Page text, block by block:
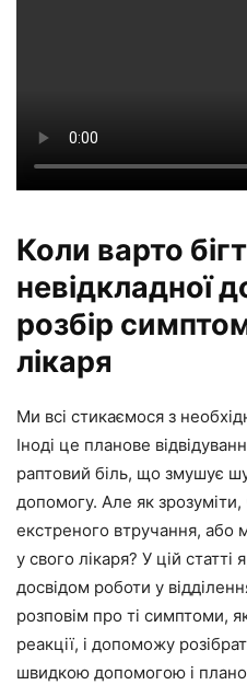
Коли варто
невідкладної
розбір
лікаря
Ми всі стикаємося з
Іноді це планове
раптовий біль, що змушує
допомогу. Але як зрозуміти,
екстреного втручання,
у свого лікаря? У цій статті
досвідом роботи у
розповім про ті симптоми,
реакції, і допоможу
швидкою допомогою і